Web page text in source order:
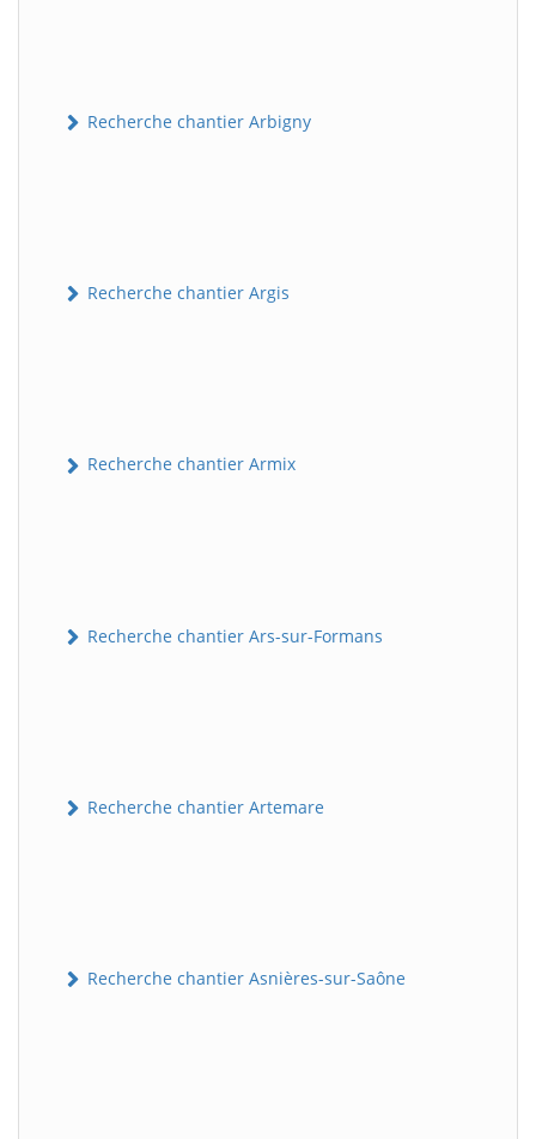
Recherche chantier Arbigny
Recherche chantier Argis
Recherche chantier Armix
Recherche chantier Ars-sur-Formans
Recherche chantier Artemare
Recherche chantier Asnières-sur-Saône